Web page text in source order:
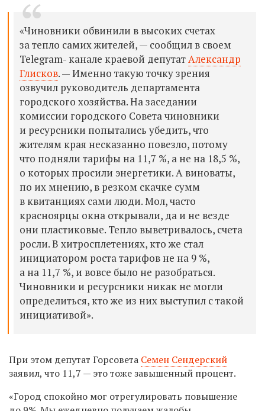
«Чиновники обвинили в высоких счетах
за тепло самих жителей, — сообщил в своем
Telegram- канале краевой депутат Александр
Глисков. —Именно такую точку зрения
озвучил руководитель департамента
городского хозяйства. На заседании
комиссии городского Совета чиновники
и ресурсники попытались убедить, что
жителям края несказанно повезло, потому
что подняли тарифы на 11,7 %, а не на 18,5 %,
о которых просили энергетики. А виноваты,
по их мнению, в резком скачке сумм
в квитанциях сами люди. Мол, часто
красноярцы окна открывали, да и не везде
они пластиковые. Тепло выветривалось, счета
росли.В хитросплетениях, кто же стал
инициатором роста тарифов не на 9 %,
а на 11,7 %, и вовсе было не разобраться.
Чиновники и ресурсники никак не могли
определиться, кто же из них выступил с такой
инициативой».
При этом депутат Горсовета Семен Сендерский
заявил, что 11,7 — это тоже завышенный процент.
«Город спокойно мог отрегулировать повышение